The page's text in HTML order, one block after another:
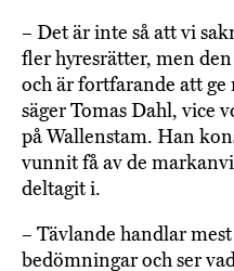
– Det är inte så att vi
fler hyresrätter, men
och är fortfarande att
säger Tomas Dahl, vice
på Wallenstam. Han
vunnit få av de
deltagit i.
– Tävlande handlar
bedömningar och ser